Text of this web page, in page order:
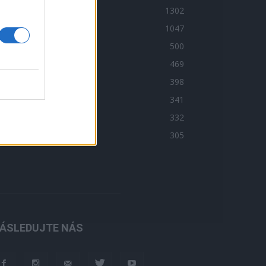
1302
1047
500
469
398
341
332
305
NÁS